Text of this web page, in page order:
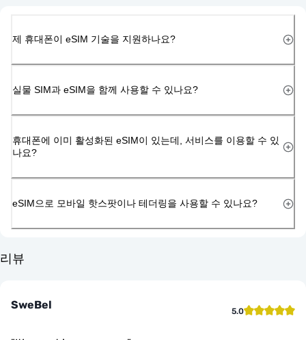
제 휴대폰이 eSIM 기술을 지원하나요?
실물 SIM과 eSIM을 함께 사용할 수 있나요?
휴대폰에 이미 활성화된 eSIM이 있는데, 서비스를 이용할 수 있
나요?
eSIM으로 모바일 핫스팟이나 테더링을 사용할 수 있나요?
리뷰
SweBel 5.0